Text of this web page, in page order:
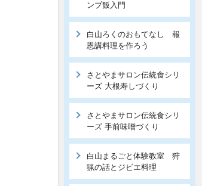
ンプ飯入門
白山ろくのおもてなし 報
恩講料理を作ろう
さとやまサロン伝統食シリ
ーズ 大根寿しづくり
さとやまサロン伝統食シリ
ーズ 手前味噌づくり
白山まるごと体験教室 狩
猟の話とジビエ料理